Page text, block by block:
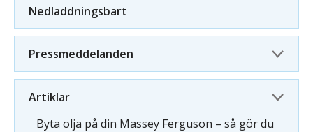
Nedladdningsbart
Pressmeddelanden
Artiklar
Byta olja på din Massey Ferguson – så gör du